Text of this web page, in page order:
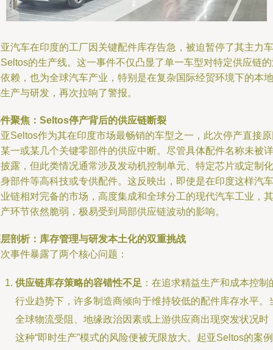
汽车在印度的工厂因关键配件库存告急，被迫暂停了其主力车
的生产线。这一事件不仅凸显了单一车型对特定供应链
赖，也为全球汽车产业，特别是在复杂国际经贸环境下的本地
产与研发，再次拉响了警报。
聚焦：Seltos停产背后的供应链断裂
Seltos作为其在印度市场最畅销的车型之一，此次停产直接
一或某几个关键零部件的供应中断。尽管具体配件名称未被详
露，但此类情况通常涉及发动机控制单元、特定芯片或定制化
部件等高科技或专供配件。这反映出，即使是在印度这样汽车
链相对完备的市场，高度集成和全球分工的现代汽车工业，其
环节依然脆弱，极易受到局部供应链波动的影响。
剖析：库存管理与研发本土化的双重挑战
事件暴露了两个核心问题：
供应链库存策略的容错性不足 ：在追求精益生产和成本控制
行业趋势下，许多制造商倾向于维持较低的配件库存水平。
全球物流受阻、地缘政治因素或上游供应商出现突发状况时
这种“即时生产”模式的风险便被无限放大。起亚Seltos的案例